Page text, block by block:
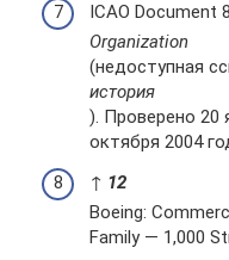
ICAO Document
Organization
(недоступная
история
). Проверено 20
октября 2004
↑ 12
Boeing:
Family — 1,000